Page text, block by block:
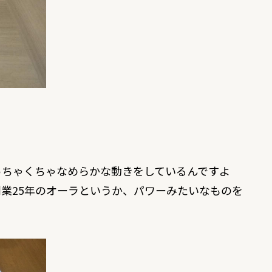
ゃくちゃなめらかな動きをしているんですよ
25年のオーラというか、パワーみたいなものを